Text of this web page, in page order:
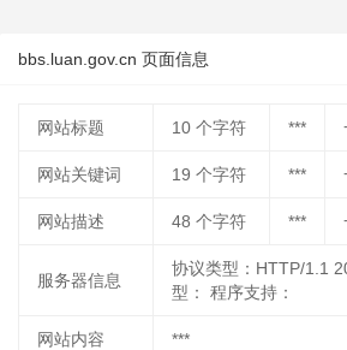
bbs.luan.gov.cn 页面信息
网站标题 10 个字符 ***
网站关键词 19 个字符 ***
网站描述 48 个字符 ***
服务器信息
协议类型：HTTP/1.1
型： 程序支持：
网站内容 ***